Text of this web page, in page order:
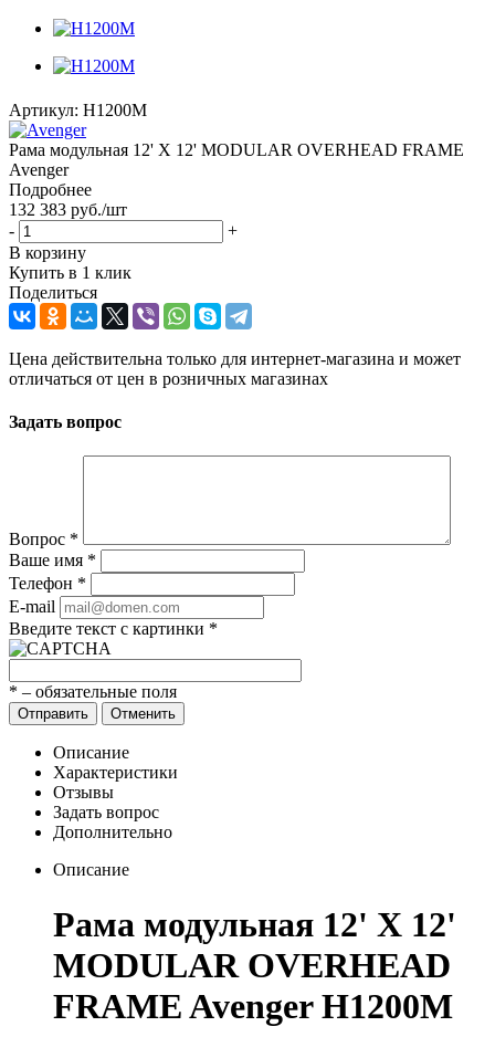
Артикул: H1200M
Рама модульная 12' X 12' MODULAR OVERHEAD FRAME
Avenger
Подробнее
132 383 руб./шт
-
+
В корзину
Купить в 1 клик
Поделиться
Цена действительна только для интернет-магазина и может
отличаться от цен в розничных магазинах
Задать вопрос
Вопрос *
Ваше имя *
Телефон *
E-mail
Введите текст с картинки *
* – обязательные поля
Отправить Отменить
Описание
Характеристики
Отзывы
Задать вопрос
Дополнительно
Описание
Рама модульная 12' X 12'
MODULAR OVERHEAD
FRAME Avenger H1200M